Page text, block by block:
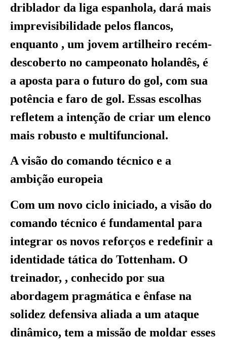
driblador da liga espanhola, dará mais
imprevisibilidade pelos flancos,
enquanto , um jovem artilheiro recém-
descoberto no campeonato holandês, é
a aposta para o futuro do gol, com sua
potência e faro de gol. Essas escolhas
refletem a intenção de criar um elenco
mais robusto e multifuncional.
A visão do comando técnico e a
ambição europeia
Com um novo ciclo iniciado, a visão do
comando técnico é fundamental para
integrar os novos reforços e redefinir a
identidade tática do Tottenham. O
treinador, , conhecido por sua
abordagem pragmática e ênfase na
solidez defensiva aliada a um ataque
dinâmico, tem a missão de moldar esses